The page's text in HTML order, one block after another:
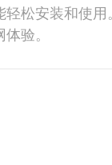
松安装和使用。
验。